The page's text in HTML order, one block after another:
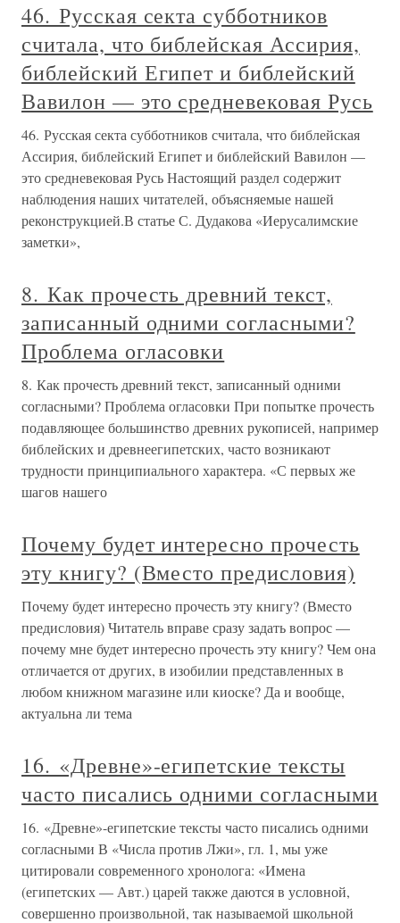
46. Русская секта субботников
считала, что библейская Ассирия,
библейский Египет и библейский
Вавилон — это средневековая Русь
46. Русская секта субботников считала, что библейская
Ассирия, библейский Египет и библейский Вавилон —
это средневековая Русь Настоящий раздел содержит
наблюдения наших читателей, объясняемые нашей
реконструкцией.В статье С. Дудакова «Иерусалимские
заметки»,
8. Как прочесть древний текст,
записанный одними согласными?
Проблема огласовки
8. Как прочесть древний текст, записанный одними
согласными? Проблема огласовки При попытке прочесть
подавляющее большинство древних рукописей, например
библейских и древнеегипетских, часто возникают
трудности принципиального характера. «С первых же
шагов нашего
Почему будет интересно прочесть
эту книгу? (Вместо предисловия)
Почему будет интересно прочесть эту книгу? (Вместо
предисловия) Читатель вправе сразу задать вопрос —
почему мне будет интересно прочесть эту книгу? Чем она
отличается от других, в изобилии представленных в
любом книжном магазине или киоске? Да и вообще,
актуальна ли тема
16. «Древне»-египетские тексты
часто писались одними согласными
16. «Древне»-египетские тексты часто писались одними
согласными В «Числа против Лжи», гл. 1, мы уже
цитировали современного хронолога: «Имена
(египетских — Авт.) царей также даются в условной,
совершенно произвольной, так называемой школьной